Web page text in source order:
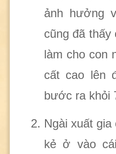
ảnh hưởng
cũng đã
làm cho con
cất cao lên
bước ra khỏi
Ngài xuất
kẻ ở vào